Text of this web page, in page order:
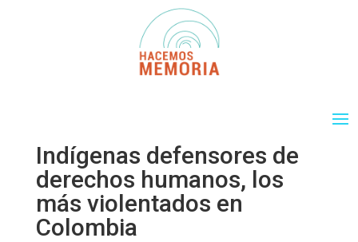
Indígenas defensores de
derechos humanos, los
más violentados en
Colombia